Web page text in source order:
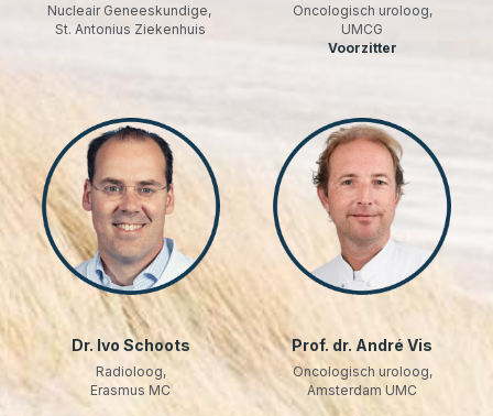
Nucleair Geneeskundige,
St. Antonius Ziekenhuis
Oncologisch uroloog,
UMCG
Voorzitter
Dr. Ivo Schoots
Radioloog,
Erasmus MC
Prof. dr. André Vis
Oncologisch uroloog,
Amsterdam UMC